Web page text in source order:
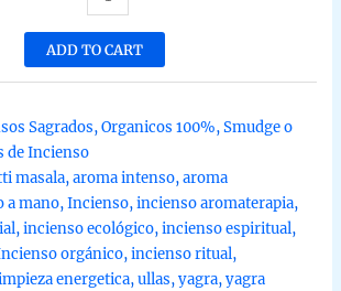
yagra
organico
de
Ullas
agarbatti
masala
hecho
mano
unidad
ADD TO CART
Sagrados,Organicos 100%,Smudge o
de Incienso
masala,aroma intenso,aroma
a mano,Incienso,incienso aromaterapia,
,incienso ecológico,incienso espiritual,
orgánico,incienso ritual,
energetica,ullas,yagra,yagra